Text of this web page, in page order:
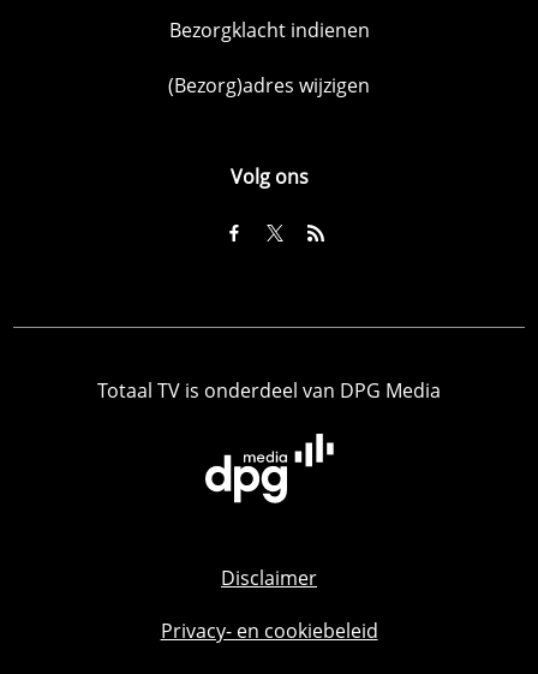
Bezorgklacht indienen
(Bezorg)adres wijzigen
Volg ons
Totaal TV is onderdeel van DPG Media
Disclaimer
Privacy- en cookiebeleid